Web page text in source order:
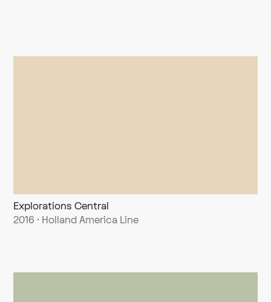
Explorations Central
2016 · Holland America Line